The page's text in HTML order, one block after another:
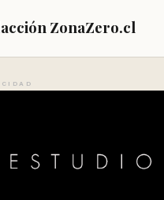
ZonaZero.cl